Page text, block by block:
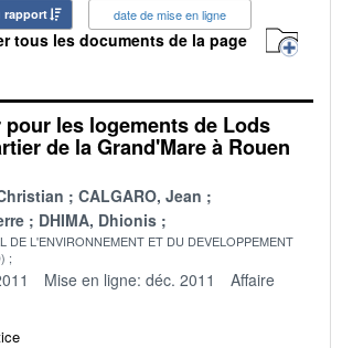
rapport date de mise en ligne
tous les documents de la page
pour les logements de Lods
de la Grand'Mare à Rouen
CALGARO, Jean
DHIMA, Dhionis
DE L'ENVIRONNEMENT ET DU DEVELOPPEMENT
Mise en ligne: déc. 2011
Affaire